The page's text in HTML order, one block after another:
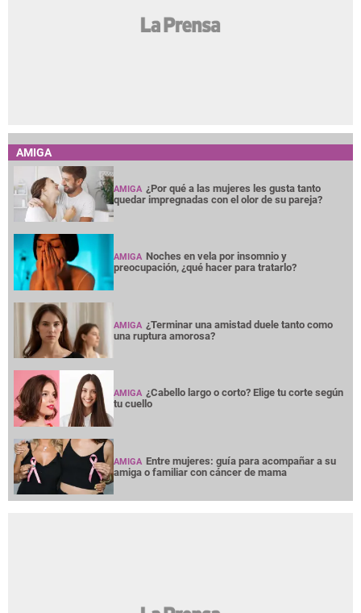
AMIGA
AMIGA ¿Por qué a las mujeres les gusta tanto
quedar impregnadas con el olor de su pareja?
AMIGA Noches en vela por insomnio y
preocupación, ¿qué hacer para tratarlo?
AMIGA ¿Terminar una amistad duele tanto como
una ruptura amorosa?
AMIGA ¿Cabello largo o corto? Elige tu corte según
tu cuello
AMIGA Entre mujeres: guía para acompañar a su
amiga o familiar con cáncer de mama